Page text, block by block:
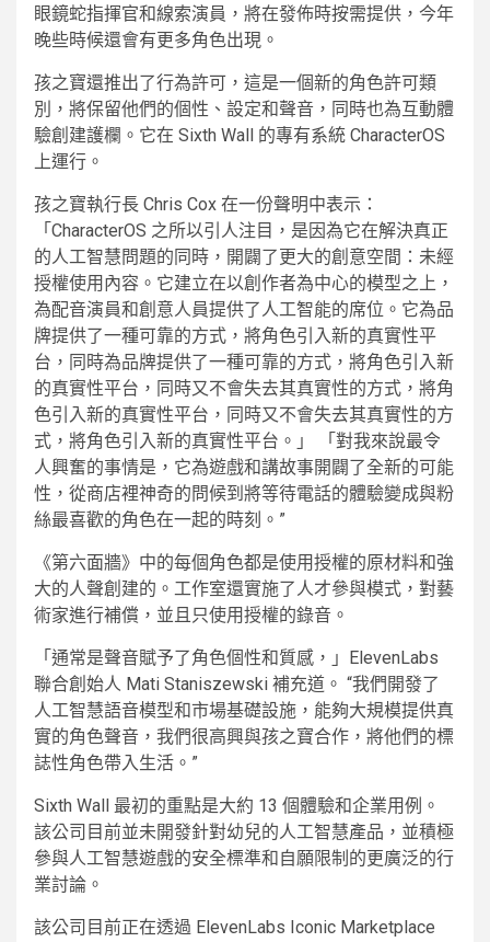
眼鏡蛇指揮官和線索演員，將在發佈時按需提供，今年
晚些時候還會有更多角色出現。
孩之寶還推出了行為許可，這是一個新的角色許可類
別，將保留他們的個性、設定和聲音，同時也為互動體
驗創建護欄。它在 Sixth Wall 的專有系統 CharacterOS
上運行。
孩之寶執行長 Chris Cox 在一份聲明中表示：
「CharacterOS 之所以引人注目，是因為它在解決真正
的人工智慧問題的同時，開闢了更大的創意空間：未經
授權使用內容。它建立在以創作者為中心的模型之上，
為配音演員和創意人員提供了人工智能的席位。它為品
牌提供了一種可靠的方式，將角色引入新的真實性平
台，同時為品牌提供了一種可靠的方式，將角色引入新
的真實性平台，同時又不會失去其真實性的方式，將角
色引入新的真實性平台，同時又不會失去其真實性的方
式，將角色引入新的真實性平台。」 「對我來說最令
人興奮的事情是，它為遊戲和講故事開闢了全新的可能
性，從商店裡神奇的問候到將等待電話的體驗變成與粉
絲最喜歡的角色在一起的時刻。”
《第六面牆》中的每個角色都是使用授權的原材料和強
大的人聲創建的。工作室還實施了人才參與模式，對藝
術家進行補償，並且只使用授權的錄音。
「通常是聲音賦予了角色個性和質感，」ElevenLabs
聯合創始人 Mati Staniszewski 補充道。 “我們開發了
人工智慧語音模型和市場基礎設施​​，能夠大規模提供真
實的角色聲音，我們很高興與孩之寶合作，將他們的標
誌性角色帶入生活。”
Sixth Wall 最初的重點是大約 13 個體驗和企業用例。
該公司目前並未開發針對幼兒的人工智慧產品，並積極
參與人工智慧遊戲的安全標準和自願限制的更廣泛的行
業討論。
該公司目前正在透過 ElevenLabs Iconic Marketplace